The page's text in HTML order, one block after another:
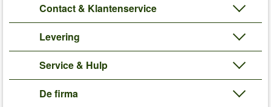
Contact & Klantenservice
Levering
Service & Hulp
De firma